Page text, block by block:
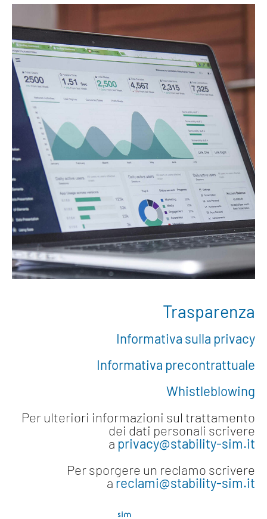
Trasparenza
Informativa sulla privacy
Informativa precontrattuale
Whistleblowing
Per ulteriori informazioni sul trattamento
dei dati personali scrivere
a privacy@stability-sim.it
Per sporgere un reclamo scrivere
a reclami@stability-sim.it